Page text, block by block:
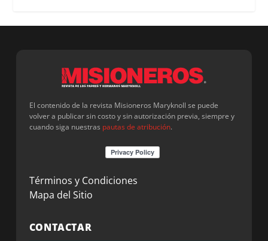
El contenido de la revista Misioneros Maryknoll se puede
volver a publicar sin costo y sin autorización previa, siempre y
cuando siga nuestras pautas de atribución.
Términos y Condiciones
Mapa del Sitio
CONTACTAR